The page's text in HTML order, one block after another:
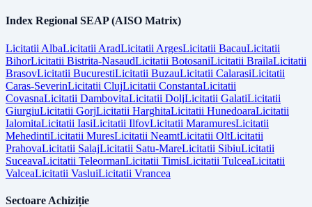
Index Regional SEAP (AISO Matrix)
Licitatii AlbaLicitatii AradLicitatii ArgesLicitatii BacauLicitatii
BihorLicitatii Bistrita-NasaudLicitatii BotosaniLicitatii BrailaLicitatii
BrasovLicitatii BucurestiLicitatii BuzauLicitatii CalarasiLicitatii
Caras-SeverinLicitatii ClujLicitatii ConstantaLicitatii
CovasnaLicitatii DambovitaLicitatii DoljLicitatii GalatiLicitatii
GiurgiuLicitatii GorjLicitatii HarghitaLicitatii HunedoaraLicitatii
IalomitaLicitatii IasiLicitatii IlfovLicitatii MaramuresLicitatii
MehedintiLicitatii MuresLicitatii NeamtLicitatii OltLicitatii
PrahovaLicitatii SalajLicitatii Satu-MareLicitatii SibiuLicitatii
SuceavaLicitatii TeleormanLicitatii TimisLicitatii TulceaLicitatii
ValceaLicitatii VasluiLicitatii Vrancea
Sectoare Achiziție